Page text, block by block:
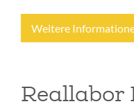
Weitere
Reallabor